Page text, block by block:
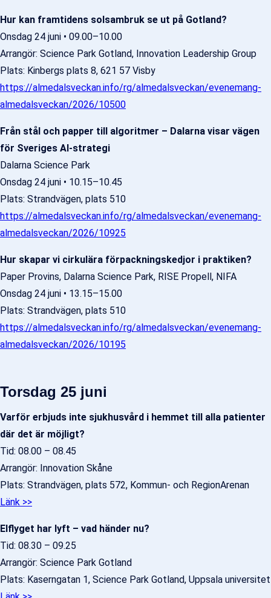
Hur kan framtidens solsambruk se ut på Gotland?
Onsdag 24 juni • 09.00–10.00
Arrangör: Science Park Gotland, Innovation Leadership Group
Plats: Kinbergs plats 8, 621 57 Visby
https://almedalsveckan.info/rg/almedalsveckan/evenemang-
almedalsveckan/2026/10500
Från stål och papper till algoritmer – Dalarna visar vägen
för Sveriges AI-strategi
Dalarna Science Park
Onsdag 24 juni • 10.15–10.45
Plats: Strandvägen, plats 510
https://almedalsveckan.info/rg/almedalsveckan/evenemang-
almedalsveckan/2026/10925
Hur skapar vi cirkulära förpackningskedjor i praktiken?
Paper Provins, Dalarna Science Park, RISE Propell, NIFA
Onsdag 24 juni • 13.15–15.00
Plats: Strandvägen, plats 510
https://almedalsveckan.info/rg/almedalsveckan/evenemang-
almedalsveckan/2026/10195
Torsdag 25 juni
Varför erbjuds inte sjukhusvård i hemmet till alla patienter
där det är möjligt?
Tid: 08.00 – 08.45
Arrangör: Innovation Skåne
Plats: Strandvägen, plats 572, Kommun- och RegionArenan
Länk >>
Elflyget har lyft – vad händer nu?
Tid: 08.30 – 09.25
Arrangör: Science Park Gotland
Plats: Kaserngatan 1, Science Park Gotland, Uppsala universitet